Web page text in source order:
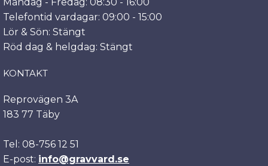
Telefontid vardagar: 09:00 - 15:00
Lör & Sön: Stängt
Röd dag & helgdag: Stängt
KONTAKT
Reprovägen 3A
183 77 Täby
Tel: 08-756 12 51
E-post: info@gravvard.se